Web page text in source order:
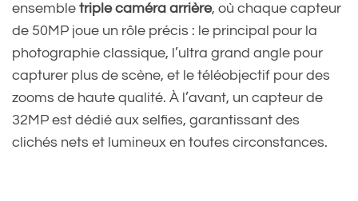
ensemble triple caméra arrière, où chaque capteur
de 50MP joue un rôle précis : le principal pour la
photographie classique, l’ultra grand angle pour
capturer plus de scène, et le téléobjectif pour des
zooms de haute qualité. À l’avant, un capteur de
32MP est dédié aux selfies, garantissant des
clichés nets et lumineux en toutes circonstances.